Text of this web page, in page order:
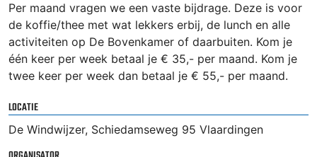
Per maand vragen we een vaste bijdrage. Deze is voor
de koffie/thee met wat lekkers erbij, de lunch en alle
activiteiten op De Bovenkamer of daarbuiten. Kom je
één keer per week betaal je € 35,- per maand. Kom je
twee keer per week dan betaal je € 55,- per maand.
LOCATIE
De Windwijzer, Schiedamseweg 95 Vlaardingen